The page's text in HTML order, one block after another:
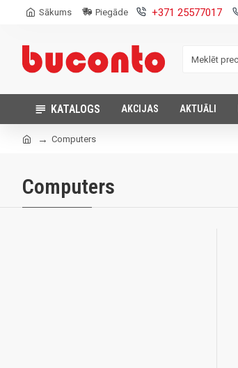
Sākums Piegāde +371 25577017
KATALOGS AKCIJAS AKTUĀLI
Computers
Computers